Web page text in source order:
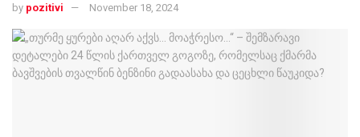
by pozitivi November 18, 2024